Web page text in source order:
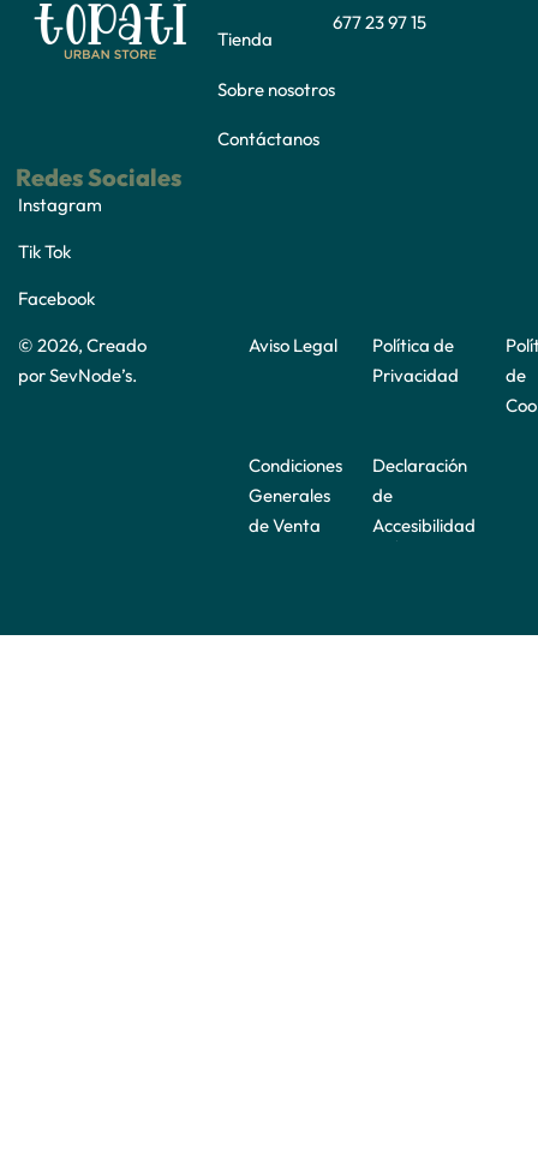
Tienda
Sobre nosotros
Contáctanos
677 23 97 15
Redes Sociales
Instagram
Tik Tok
Facebook
© 2026, Creado
porSevNode’s.
Aviso Legal
Política de
Privacidad
de
Condiciones
Generales
de Venta
Declaración
de
Accesibilidad